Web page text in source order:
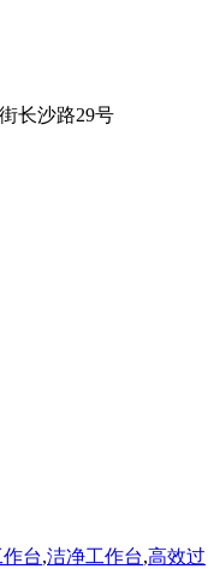
长沙路29号
台,洁净工作台,高效过